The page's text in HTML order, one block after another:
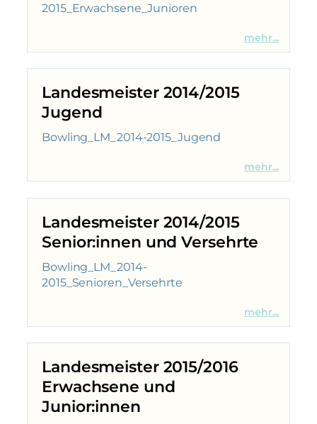
2015_Erwachsene_Junioren
mehr...
Landesmeister 2014/2015
Jugend
Bowling_LM_2014-2015_Jugend
mehr...
Landesmeister 2014/2015
Senior:innen und Versehrte
Bowling_LM_2014-
2015_Senioren_Versehrte
mehr...
Landesmeister 2015/2016
Erwachsene und
Junior:innen